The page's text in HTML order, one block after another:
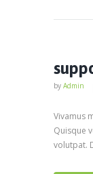
by Admin
Vivamus
Quisque
volutpat.